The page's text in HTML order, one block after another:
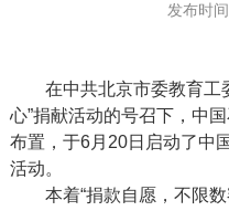
发布时
在中共北京市委教育工
心”捐献活动的号召下，中
布置，于6月 20日启动了中
活动。
本着“捐款自愿，不限